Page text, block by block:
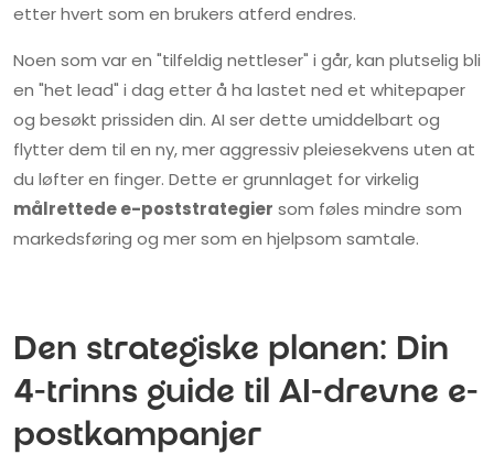
etter hvert som en brukers atferd endres.
Noen som var en "tilfeldig nettleser" i går, kan plutselig bli
en "het lead" i dag etter å ha lastet ned et whitepaper
og besøkt prissiden din. AI ser dette umiddelbart og
flytter dem til en ny, mer aggressiv pleiesekvens uten at
du løfter en finger. Dette er grunnlaget for virkelig
målrettede e-poststrategier som føles mindre som
markedsføring og mer som en hjelpsom samtale.
Den strategiske planen: Din
4-trinns guide til AI-drevne e-
postkampanjer